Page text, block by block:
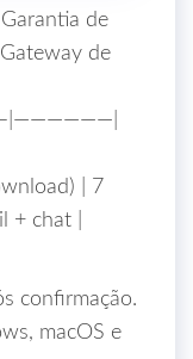
de
de
| 7
+ chat |
confirmação.
macOS e